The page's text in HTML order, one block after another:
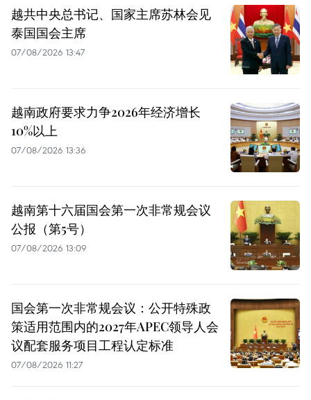
越共中央总书记、国家主席苏林会见
泰国国会主席
07/08/2026 13:47
越南政府要求力争2026年经济增长
10%以上
07/08/2026 13:36
越南第十六届国会第一次非常规会议
公报（第5号）
07/08/2026 13:09
国会第一次非常规会议：公开特殊政
策适用范围内的2027年APEC领导人会
议配套服务项目工程认定标准
07/08/2026 11:27